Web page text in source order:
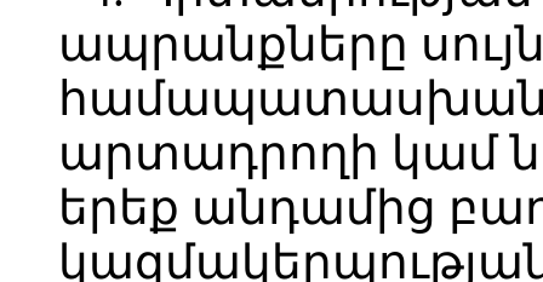
ապրանքները
համապատասխան
արտադրողի կամ
երեք անդամից